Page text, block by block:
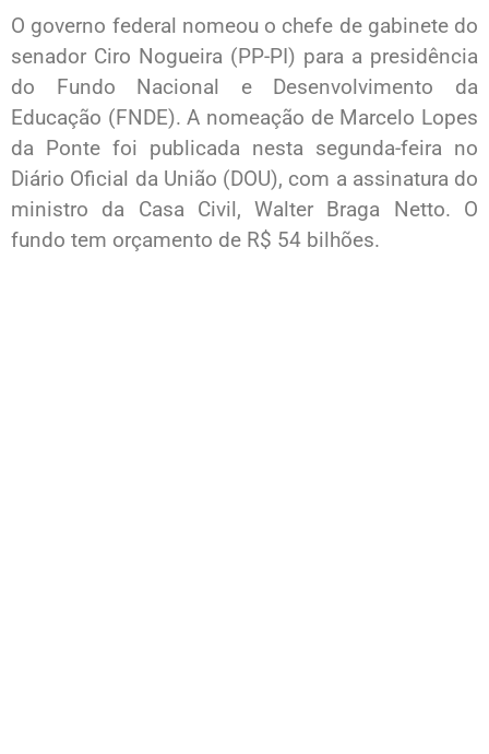
O governo federal nomeou o chefe de gabinete do
senador Ciro Nogueira (PP-PI) para a presidência
do Fundo Nacional e Desenvolvimento da
Educação (FNDE). A nomeação de Marcelo Lopes
da Ponte foi publicada nesta segunda-feira no
Diário Oficial da União (DOU), com a assinatura do
ministro da Casa Civil, Walter Braga Netto. O
fundo tem orçamento de R$ 54 bilhões.